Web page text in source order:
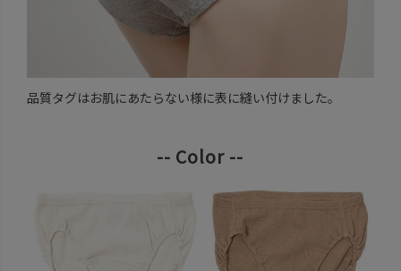
品質タグはお肌にあたらない様に表に縫い付けました。
-- Color --